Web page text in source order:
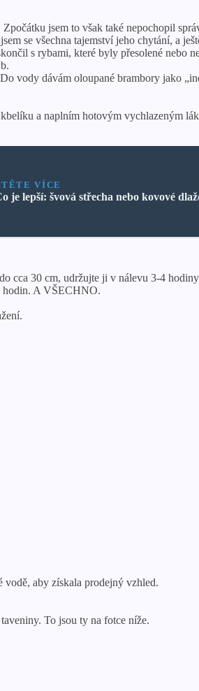
jsem to však také nepochopil
se všechna tajemství jeho chytání, a
s rybami, které byly přesolené nebo
vody dávám oloupané brambory jako
a naplním hotovým vychlazeným
VÍCE
je lepší: švová střecha nebo kovové
cca 30 cm, udržujte ji v nálevu 3-4
hodin. A VŠECHNO.
aby získala prodejný vzhled.
To jsou ty na fotce níže.